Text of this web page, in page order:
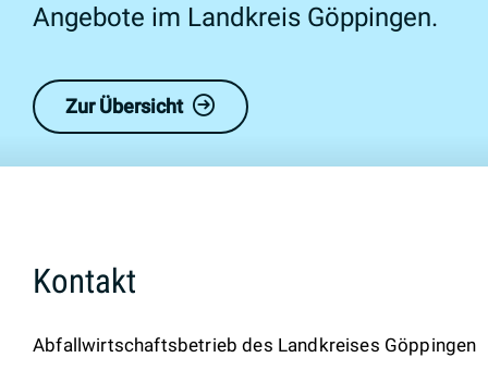
Angebote im Landkreis Göppingen.
Zur Übersicht
Kontakt
Abfallwirtschaftsbetrieb des Landkreises Göppingen